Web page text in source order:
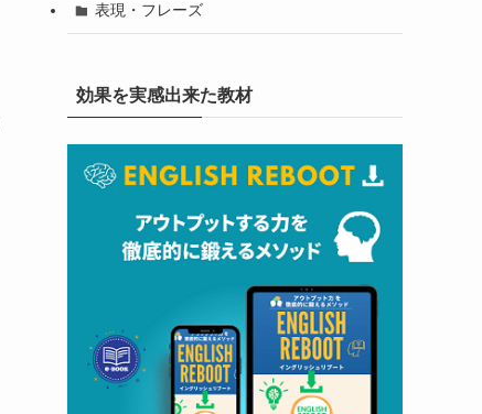
表現・フレーズ
効果を実感出来た教材